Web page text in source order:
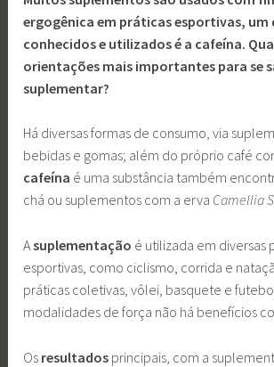
ergogênica em práticas esportivas, um
conhecidos e utilizados é a cafeína.
orientações mais importantes para se
suplementar?
Há diversas formas de consumo, via
bebidas e gomas; além do próprio café
cafeína é uma substância também
chá ou suplementos com a erva Camellia
Asuplementação é utilizada em diversas
esportivas, como ciclismo, corrida e
práticas coletivas, vôlei, basquete e
modalidades de força não há benefícios
Os resultados principais, com a